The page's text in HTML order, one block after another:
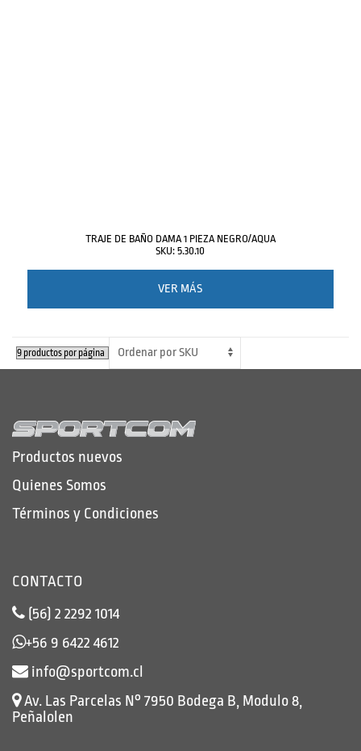
TRAJE DE BAÑO DAMA 1 PIEZA NEGRO/AQUA
SKU: 5.30.10
VER MÁS
Productos nuevos
Quienes Somos
Términos y Condiciones
CONTACTO
(56) 2 2292 1014
+56 9 6422 4612
info@sportcom.cl
Av. Las Parcelas N° 7950 Bodega B, Modulo 8,
Peñalolen